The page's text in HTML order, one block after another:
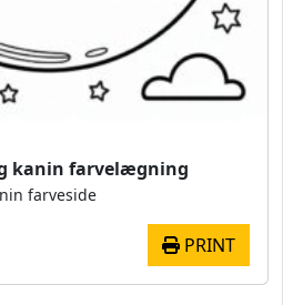
kanin farvelægning
farveside
PRINT